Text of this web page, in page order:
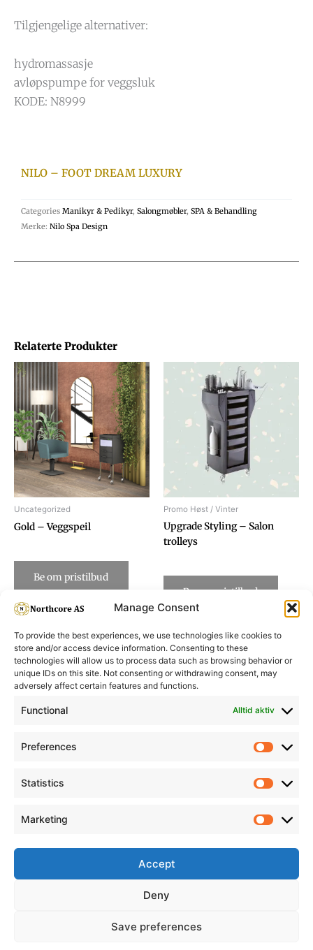
Manage Consent
To provide the best experiences, we use technologies like cookies to
store and/or access device information. Consenting to these
technologies will allow us to process data such as browsing behavior or
unique IDs on this site. Not consenting or withdrawing consent, may
adversely affect certain features and functions.
Functional Alltid aktiv
Preferences
Statistics
Marketing
Accept
Deny
Save preferences
Tilgjengelige alternativer:
hydromassasje
avløpspumpe for veggsluk
KODE: N8999
Relaterte Produkter
Uncategorized
Gold – Veggspeil
Be om pristilbud
Promo Høst / Vinter
Upgrade Styling – Salon
trolleys
Be om pristilbud
NILO – FOOT DREAM LUXURY
Categories Manikyr & Pedikyr, Salongmøbler, SPA & Behandling
Merke: Nilo Spa Design
Informasjon